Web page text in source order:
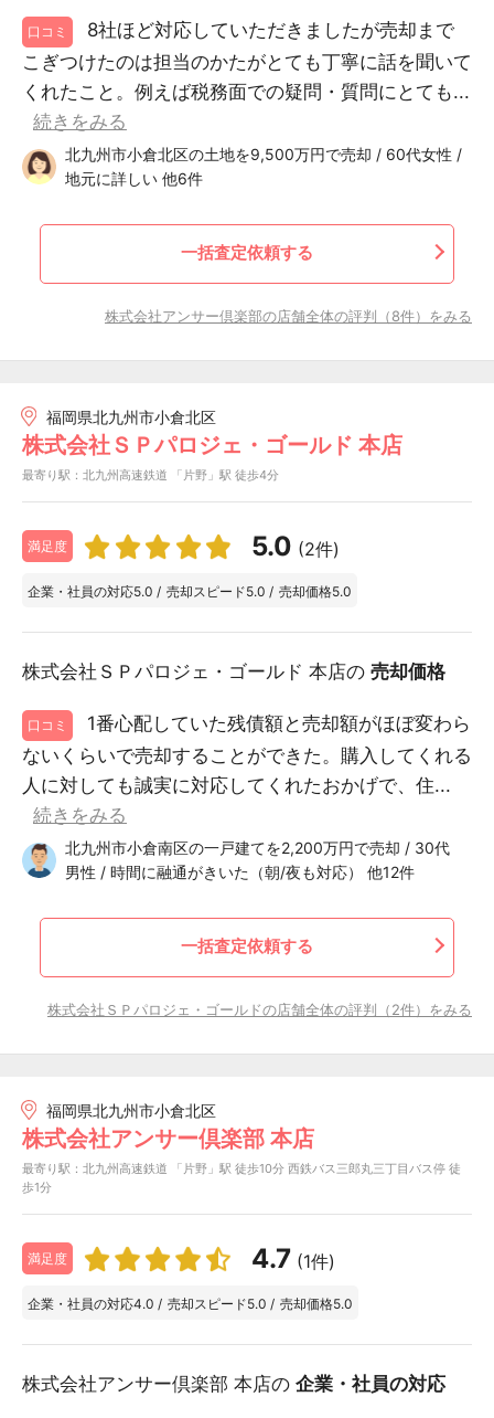
口コミ
8社ほど対応していただきましたが売却まで
こぎつけたのは担当のかたがとても丁寧に話を聞いて
くれたこと。例えば税務面での疑問・質問にとても...
続きをみる
北九州市小倉北区の土地を9,500万円で売却 / 60代女性 /
地元に詳しい 他6件
一括査定依頼する
株式会社アンサー倶楽部の店舗全体の評判（8件）をみる
福岡県北九州市小倉北区
株式会社ＳＰパロジェ・ゴールド 本店
最寄り駅：北九州高速鉄道 「片野」駅 徒歩4分
満足度 5.0 (2件)
企業・社員の対応5.0 / 売却スピード5.0 / 売却価格5.0
株式会社ＳＰパロジェ・ゴールド 本店の 売却価格
口コミ
1番心配していた残債額と売却額がほぼ変わら
ないくらいで売却することができた。購入してくれる
人に対しても誠実に対応してくれたおかげで、住...
続きをみる
北九州市小倉南区の一戸建てを2,200万円で売却 / 30代
男性 / 時間に融通がきいた（朝/夜も対応） 他12件
一括査定依頼する
株式会社ＳＰパロジェ・ゴールドの店舗全体の評判（2件）をみる
福岡県北九州市小倉北区
株式会社アンサー倶楽部 本店
最寄り駅：北九州高速鉄道 「片野」駅 徒歩10分 西鉄バス三郎丸三丁目バス停 徒
歩1分
満足度 4.7 (1件)
企業・社員の対応4.0 / 売却スピード5.0 / 売却価格5.0
株式会社アンサー倶楽部 本店の 企業・社員の対応